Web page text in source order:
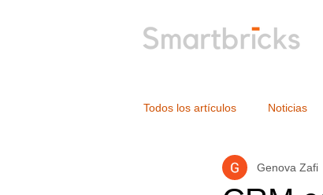
Todos los artículos Noticias
Genova Zafi